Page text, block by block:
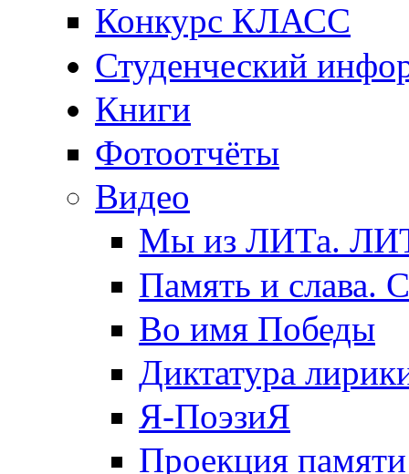
Конкурс КЛАСС
Студенческий
Книги
Фотоотчёты
Видео
Мы из ЛИТа.
Память и слава.
Во имя Победы
Диктатура
Я-ПоэзиЯ
Проекция памяти